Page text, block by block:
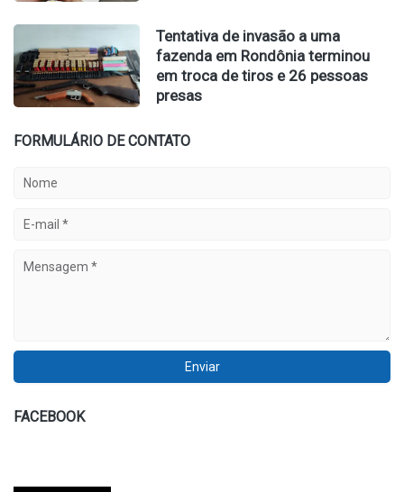
Tentativa de invasão a uma
fazenda em Rondônia terminou
em troca de tiros e 26 pessoas
presas
FORMULÁRIO DE CONTATO
FACEBOOK